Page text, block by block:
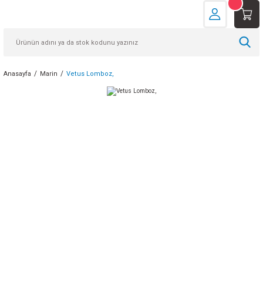
Anasayfa Marin Vetus Lomboz,